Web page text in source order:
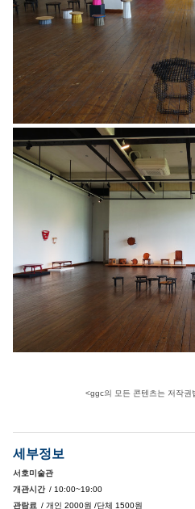
<ggc의 모든 콘텐츠는 저작권
세부정보
서호미술관
개관시간 / 10:00~19:00
관람료 / 개인 2000원 /단체 1500원